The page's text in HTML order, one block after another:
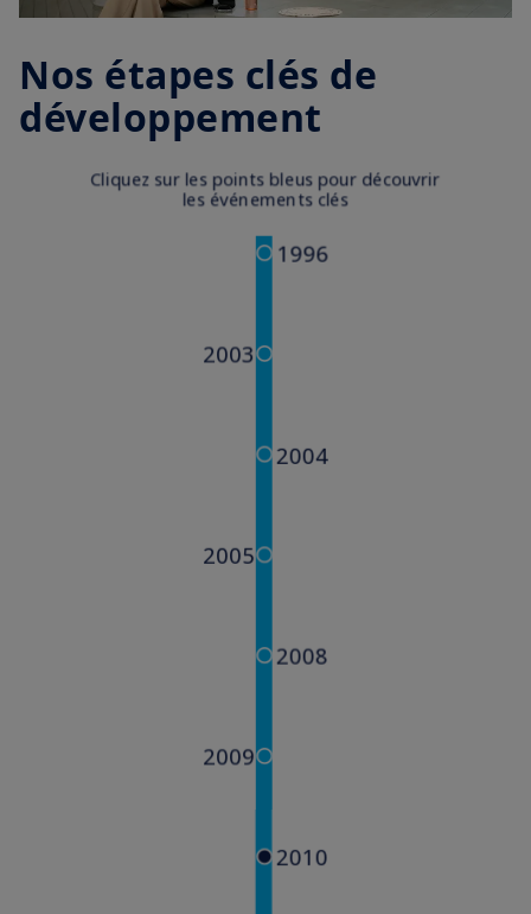
Nos étapes clés de
développement